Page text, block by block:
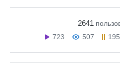
2641
723
507 195